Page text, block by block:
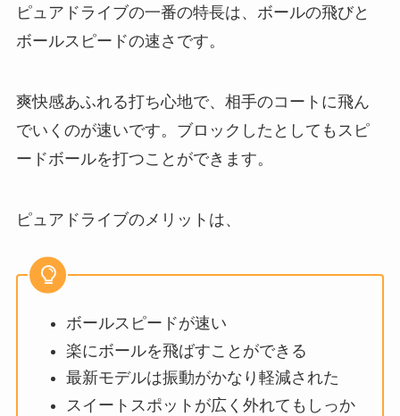
ピュアドライブの一番の特長は、ボールの飛びと
ボールスピードの速さです。
爽快感あふれる打ち心地で、相手のコートに飛ん
でいくのが速いです。ブロックしたとしてもスピ
ードボールを打つことができます。
ピュアドライブのメリットは、
ボールスピードが速い
楽にボールを飛ばすことができる
最新モデルは振動がかなり軽減された
スイートスポットが広く外れてもしっか